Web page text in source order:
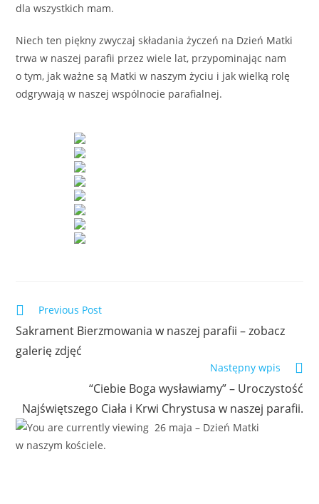
dla wszystkich mam.
Niech ten piękny zwyczaj składania życzeń na Dzień Matki
trwa w naszej parafii przez wiele lat, przypominając nam
o tym, jak ważne są Matki w naszym życiu i jak wielką rolę
odgrywają w naszej wspólnocie parafialnej.
Previous Post
Sakrament Bierzmowania w naszej parafii – zobacz
galerię zdjęć
Następny wpis
“Ciebie Boga wysławiamy” – Uroczystość
Najświętszego Ciała i Krwi Chrystusa w naszej parafii.